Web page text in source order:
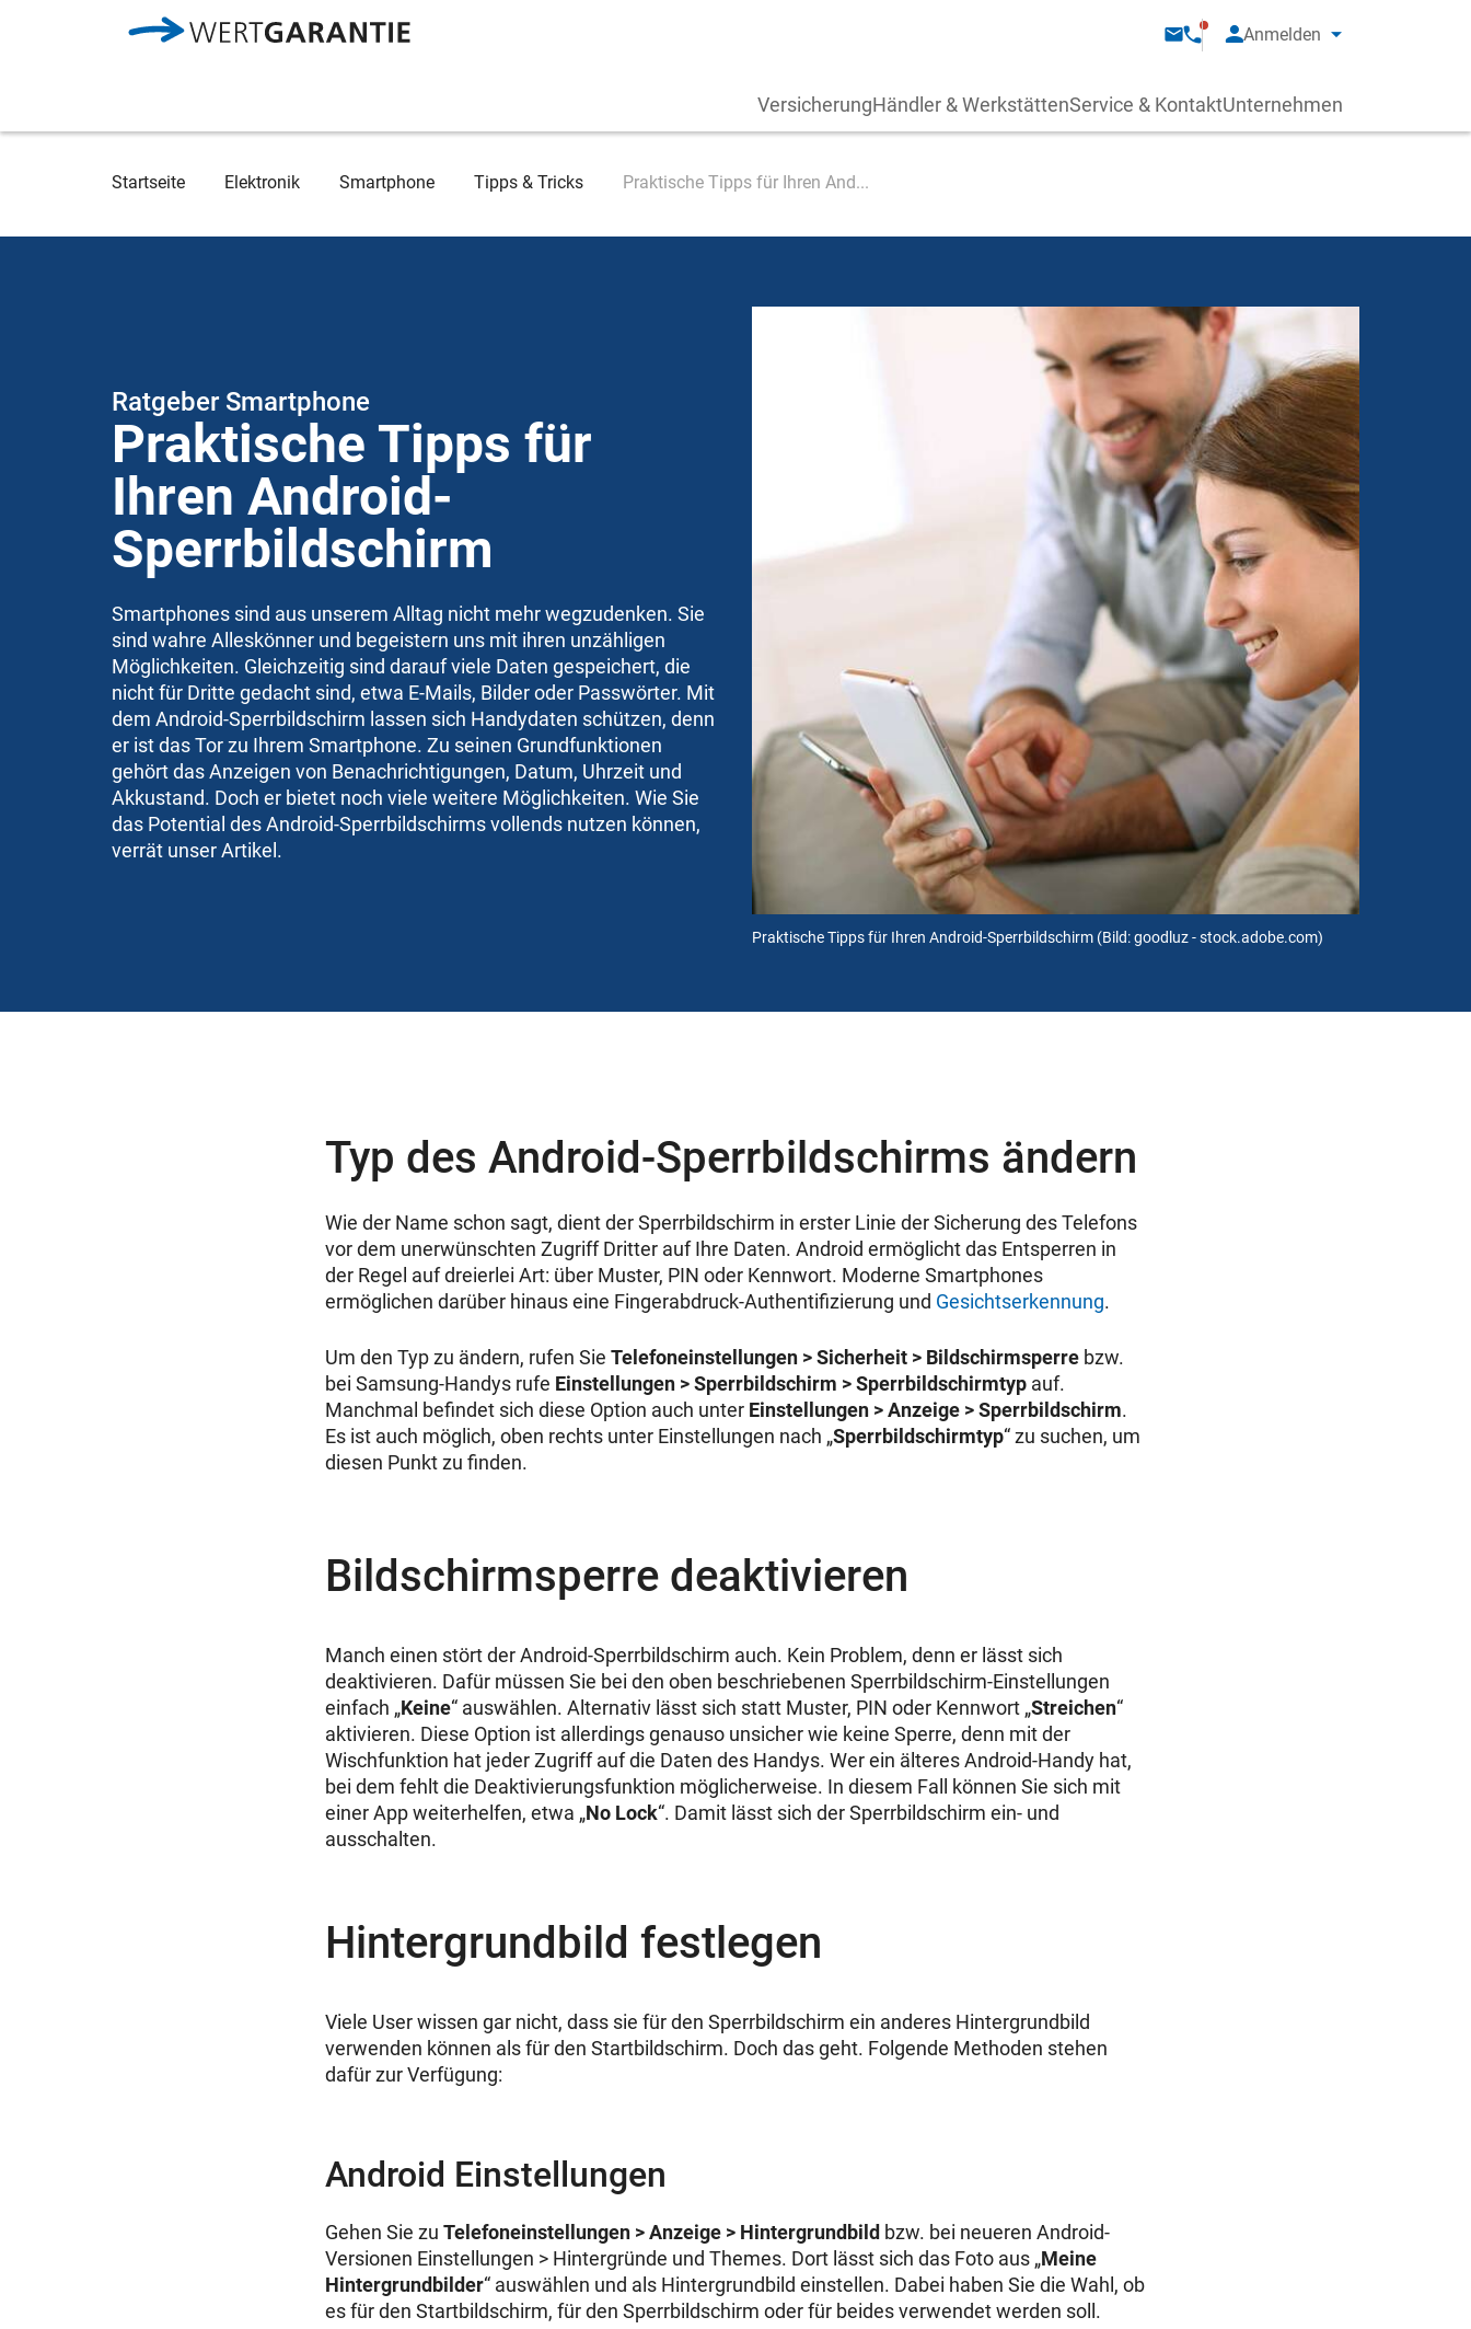
Anmelden
VersicherungHändler & WerkstättenService & KontaktUnternehmen
Breadcrumb
Startseite Elektronik Smartphone Tipps & Tricks Praktische Tipps für Ihren And...
Praktische Tipps für Ihren Android-Sperrbildschirm (Bild: goodluz - stock.adobe.com)
Ratgeber Smartphone
Praktische Tipps für
Ihren Android-
Sperrbildschirm
Smartphones sind aus unserem Alltag nicht mehr wegzudenken. Sie
sind wahre Alleskönner und begeistern uns mit ihren unzähligen
Möglichkeiten. Gleichzeitig sind darauf viele Daten gespeichert, die
nicht für Dritte gedacht sind, etwa E-Mails, Bilder oder Passwörter. Mit
dem Android-Sperrbildschirm lassen sich Handydaten schützen, denn
er ist das Tor zu Ihrem Smartphone. Zu seinen Grundfunktionen
gehört das Anzeigen von Benachrichtigungen, Datum, Uhrzeit und
Akkustand. Doch er bietet noch viele weitere Möglichkeiten. Wie Sie
das Potential des Android-Sperrbildschirms vollends nutzen können,
verrät unser Artikel.
Typ des Android-Sperrbildschirms ändern
Wie der Name schon sagt, dient der Sperrbildschirm in erster Linie der Sicherung des Telefons
vor dem unerwünschten Zugriff Dritter auf Ihre Daten. Android ermöglicht das Entsperren in
der Regel auf dreierlei Art: über Muster, PIN oder Kennwort. Moderne Smartphones
ermöglichen darüber hinaus eine Fingerabdruck-Authentifizierung und Gesichtserkennung.
Um den Typ zu ändern, rufen Sie Telefoneinstellungen > Sicherheit > Bildschirmsperre bzw.
bei Samsung-Handys rufe Einstellungen > Sperrbildschirm > Sperrbildschirmtyp auf.
Manchmal befindet sich diese Option auch unter Einstellungen > Anzeige > Sperrbildschirm.
Es ist auch möglich, oben rechts unter Einstellungen nach „Sperrbildschirmtyp“ zu suchen, um
diesen Punkt zu finden.
Bildschirmsperre deaktivieren
Manch einen stört der Android-Sperrbildschirm auch. Kein Problem, denn er lässt sich
deaktivieren. Dafür müssen Sie bei den oben beschriebenen Sperrbildschirm-Einstellungen
einfach „Keine“ auswählen. Alternativ lässt sich statt Muster, PIN oder Kennwort „Streichen“
aktivieren. Diese Option ist allerdings genauso unsicher wie keine Sperre, denn mit der
Wischfunktion hat jeder Zugriff auf die Daten des Handys. Wer ein älteres Android-Handy hat,
bei dem fehlt die Deaktivierungsfunktion möglicherweise. In diesem Fall können Sie sich mit
einer App weiterhelfen, etwa „No Lock“. Damit lässt sich der Sperrbildschirm ein- und
ausschalten.
Hintergrundbild festlegen
Viele User wissen gar nicht, dass sie für den Sperrbildschirm ein anderes Hintergrundbild
verwenden können als für den Startbildschirm. Doch das geht. Folgende Methoden stehen
dafür zur Verfügung:
Android Einstellungen
Gehen Sie zu Telefoneinstellungen > Anzeige > Hintergrundbild bzw. bei neueren Android-
Versionen Einstellungen > Hintergründe und Themes. Dort lässt sich das Foto aus „Meine
Hintergrundbilder“ auswählen und als Hintergrundbild einstellen. Dabei haben Sie die Wahl, ob
es für den Startbildschirm, für den Sperrbildschirm oder für beides verwendet werden soll.